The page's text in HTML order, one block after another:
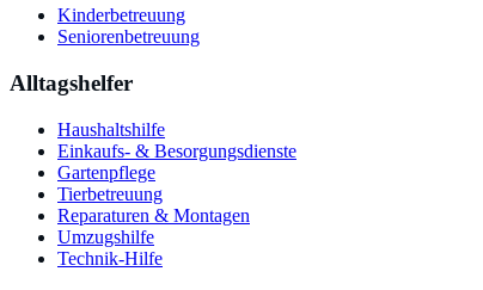
Kinderbetreuung
Seniorenbetreuung
Alltagshelfer
Haushaltshilfe
Einkaufs- & Besorgungsdienste
Gartenpflege
Tierbetreuung
Reparaturen & Montagen
Umzugshilfe
Technik-Hilfe